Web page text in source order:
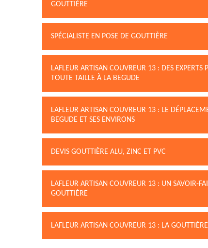
GOUTTIÈRE
SPÉCIALISTE EN POSE DE GOUTTIÈRE
LAFLEUR ARTISAN COUVREUR 13 : DES
TOUTE TAILLE À LA BEGUDE
LAFLEUR ARTISAN COUVREUR 13 : LE
BEGUDE ET SES ENVIRONS
DEVIS GOUTTIÈRE ALU, ZINC ET PVC
LAFLEUR ARTISAN COUVREUR 13 : UN SAVOIR-
GOUTTIÈRE
LAFLEUR ARTISAN COUVREUR 13 : LA